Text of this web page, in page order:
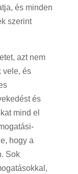
és minden
szerint
azt nem
vele, és
és
mind el
hogy a
Sok